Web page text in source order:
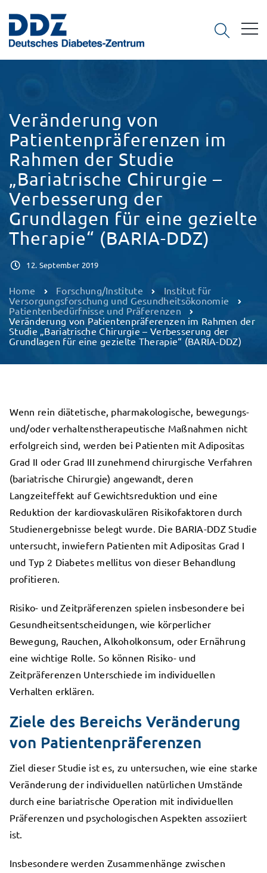
Veränderung von
Patientenpräferenzen im
Rahmen der Studie
„Bariatrische Chirurgie –
Verbesserung der
Grundlagen für eine gezielte
Therapie“ (BARIA-DDZ)
12. September 2019
Home Forschung/Institute
Institut für
Versorgungsforschung und Gesundheitsökonomie
Patientenbedürfnisse und Präferenzen
Veränderung von Patientenpräferenzen im Rahmen der
Studie „Bariatrische Chirurgie – Verbesserung der
Grundlagen für eine gezielte Therapie“ (BARIA-DDZ)
Wenn rein diätetische, pharmakologische, bewegungs-
und/oder verhaltenstherapeutische Maßnahmen nicht
erfolgreich sind, werden bei Patienten mit Adipositas
Grad II oder Grad III zunehmend chirurgische Verfahren
(bariatrische Chirurgie) angewandt, deren
Langzeiteffekt auf Gewichtsreduktion und eine
Reduktion der kardiovaskulären Risikofaktoren durch
Studienergebnisse belegt wurde. Die BARIA-DDZ Studie
untersucht, inwiefern Patienten mit Adipositas Grad I
und Typ 2 Diabetes mellitus von dieser Behandlung
profitieren.
Risiko- und Zeitpräferenzen spielen insbesondere bei
Gesundheitsentscheidungen, wie körperlicher
Bewegung, Rauchen, Alkoholkonsum, oder Ernährung
eine wichtige Rolle. So können Risiko- und
Zeitpräferenzen Unterschiede im individuellen
Verhalten erklären.
Ziele des Bereichs Veränderung
von Patientenpräferenzen
Ziel dieser Studie ist es, zu untersuchen, wie eine starke
Veränderung der individuellen natürlichen Umstände
durch eine bariatrische Operation mit individuellen
Präferenzen und psychologischen Aspekten assoziiert
ist.
Insbesondere werden Zusammenhänge zwischen